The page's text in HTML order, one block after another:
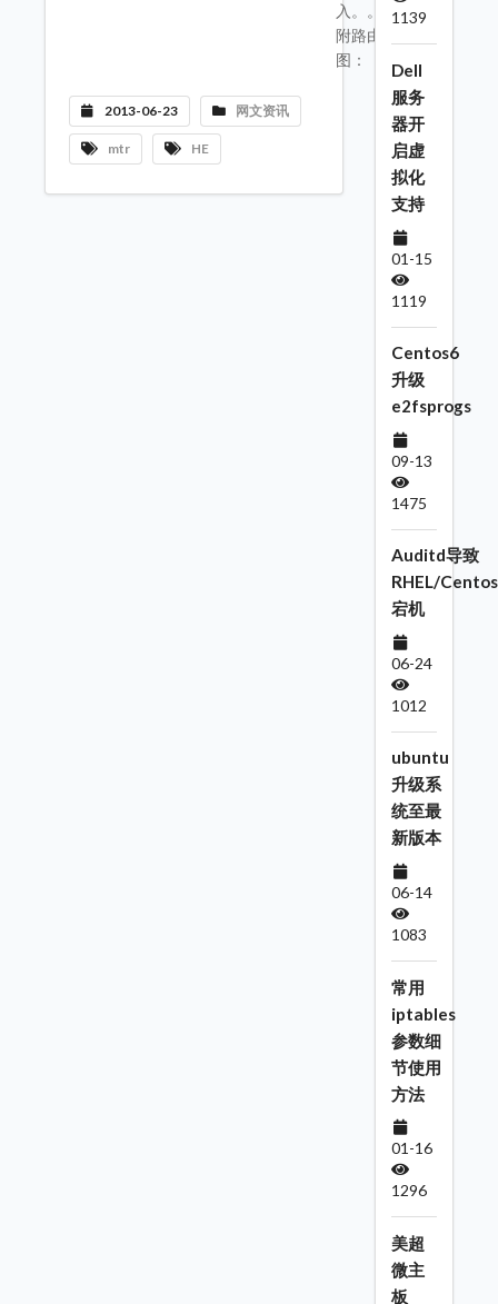
入。。。。。。
附路由跟踪截
图：
2013-06-23 网文资讯
mtr HE
1139
Dell
服务
器开
启虚
拟化
支持
01-15
1119
Centos6
升级
e2fsprogs
09-13
1475
Auditd导致
RHEL/Centos
宕机
06-24
1012
ubuntu
升级系
统至最
新版本
06-14
1083
常用
iptables
参数细
节使用
方法
01-16
1296
美超
微主
板